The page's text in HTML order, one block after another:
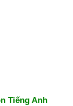
Tiếng Anh